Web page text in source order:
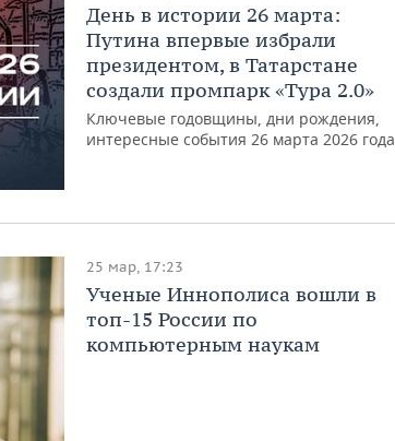
День в истории 26 марта:
Путина впервые избрали
президентом, в Татарстане
создали промпарк «Тура 2.0»
Ключевые годовщины, дни рождения,
интересные события 26 марта 2026 года
25 мар, 17:23
Ученые Иннополиса вошли в
топ-15 России по
компьютерным наукам